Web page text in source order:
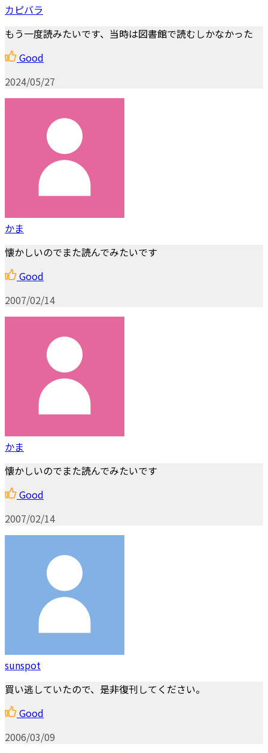
カピバラ
もう一度読みたいです、当時は図書館で読むしかなかった
Good
2024/05/27
かま
懐かしいのでまた読んでみたいです
Good
2007/02/14
かま
懐かしいのでまた読んでみたいです
Good
2007/02/14
sunspot
買い逃していたので、是非復刊してください。
Good
2006/03/09